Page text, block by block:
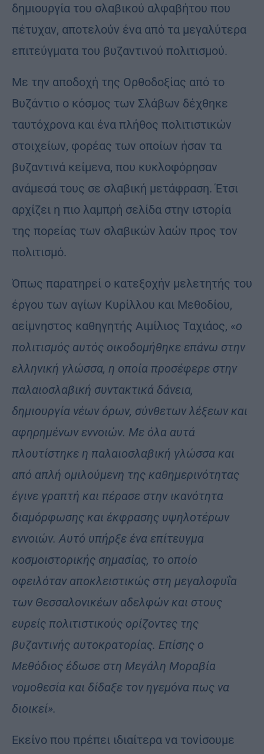
δημιουργία του σλαβικού αλφαβήτου που
πέτυχαν, αποτελούν ένα από τα μεγαλύτερα
επιτεύγματα του βυζαντινού πολιτισμού.
Με την αποδοχή της Ορθοδοξίας από το
Βυζάντιο ο κόσμος των Σλάβων δέχθηκε
ταυτόχρονα και ένα πλήθος πολιτιστικών
στοιχείων, φορέας των οποίων ήσαν τα
βυζαντινά κείμενα, που κυκλοφόρησαν
ανάμεσά τους σε σλαβική μετάφραση. Έτσι
αρχίζει η πιο λαμπρή σελίδα στην ιστορία
της πορείας των σλαβικών λαών προς τον
πολιτισμό.
Όπως παρατηρεί ο κατεξοχήν μελετητής του
έργου των αγίων Κυρίλλου και Μεθοδίου,
αείμνηστος καθηγητής Αιμίλιος Ταχιάος, «ο
πολιτισμός αυτός οικοδομήθηκε επάνω στην
ελληνική γλώσσα, η οποία προσέφερε στην
παλαιοσλαβική συντακτικά δάνεια,
δημιουργία νέων όρων, σύνθετων λέξεων και
αφηρημένων εννοιών. Με όλα αυτά
πλουτίστηκε η παλαιοσλαβική γλώσσα και
από απλή ομιλούμενη της καθημερινότητας
έγινε γραπτή και πέρασε στην ικανότητα
διαμόρφωσης και έκφρασης υψηλοτέρων
εννοιών. Αυτό υπήρξε ένα επίτευγμα
κοσμοιστορικής σημασίας, το οποίο
οφειλόταν αποκλειστικώς στη μεγαλοφυΐα
των Θεσσαλονικέων αδελφών και στους
ευρείς πολιτιστικούς ορίζοντες της
βυζαντινής αυτοκρατορίας. Επίσης ο
Μεθόδιος έδωσε στη Μεγάλη Μοραβία
νομοθεσία και δίδαξε τον ηγεμόνα πως να
διοικεί».
Εκείνο που πρέπει ιδιαίτερα να τονίσουμε